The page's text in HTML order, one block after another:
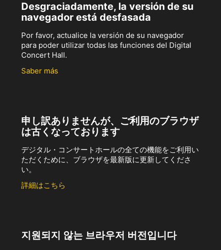
Desgraciadamente, la versión de su
navegador está desfasada
Por favor, actualice la versión de su navegador
para poder utilizar todas las funciones del Digital
Concert Hall.
Saber más
申し訳ありませんが、ご利用のブラウザ
は古くなっております
デジタル・コンサートホールの全ての機能をご利用い
ただくために、ブラウザを最新版に更新してくださ
い。
詳細はこちら
지원되지 않는 브라우저 버전입니다